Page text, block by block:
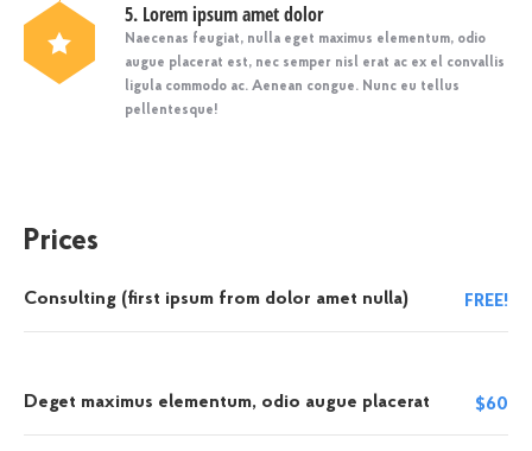
5. Lorem ipsum amet dolor
Naecenas feugiat, nulla eget maximus elementum, odio
augue placerat est, nec semper nisl erat ac ex el convallis
ligula commodo ac. Aenean congue. Nunc eu tellus
pellentesque!
Prices
Consulting (first ipsum from dolor amet nulla) FREE!
Deget maximus elementum, odio augue placerat $60